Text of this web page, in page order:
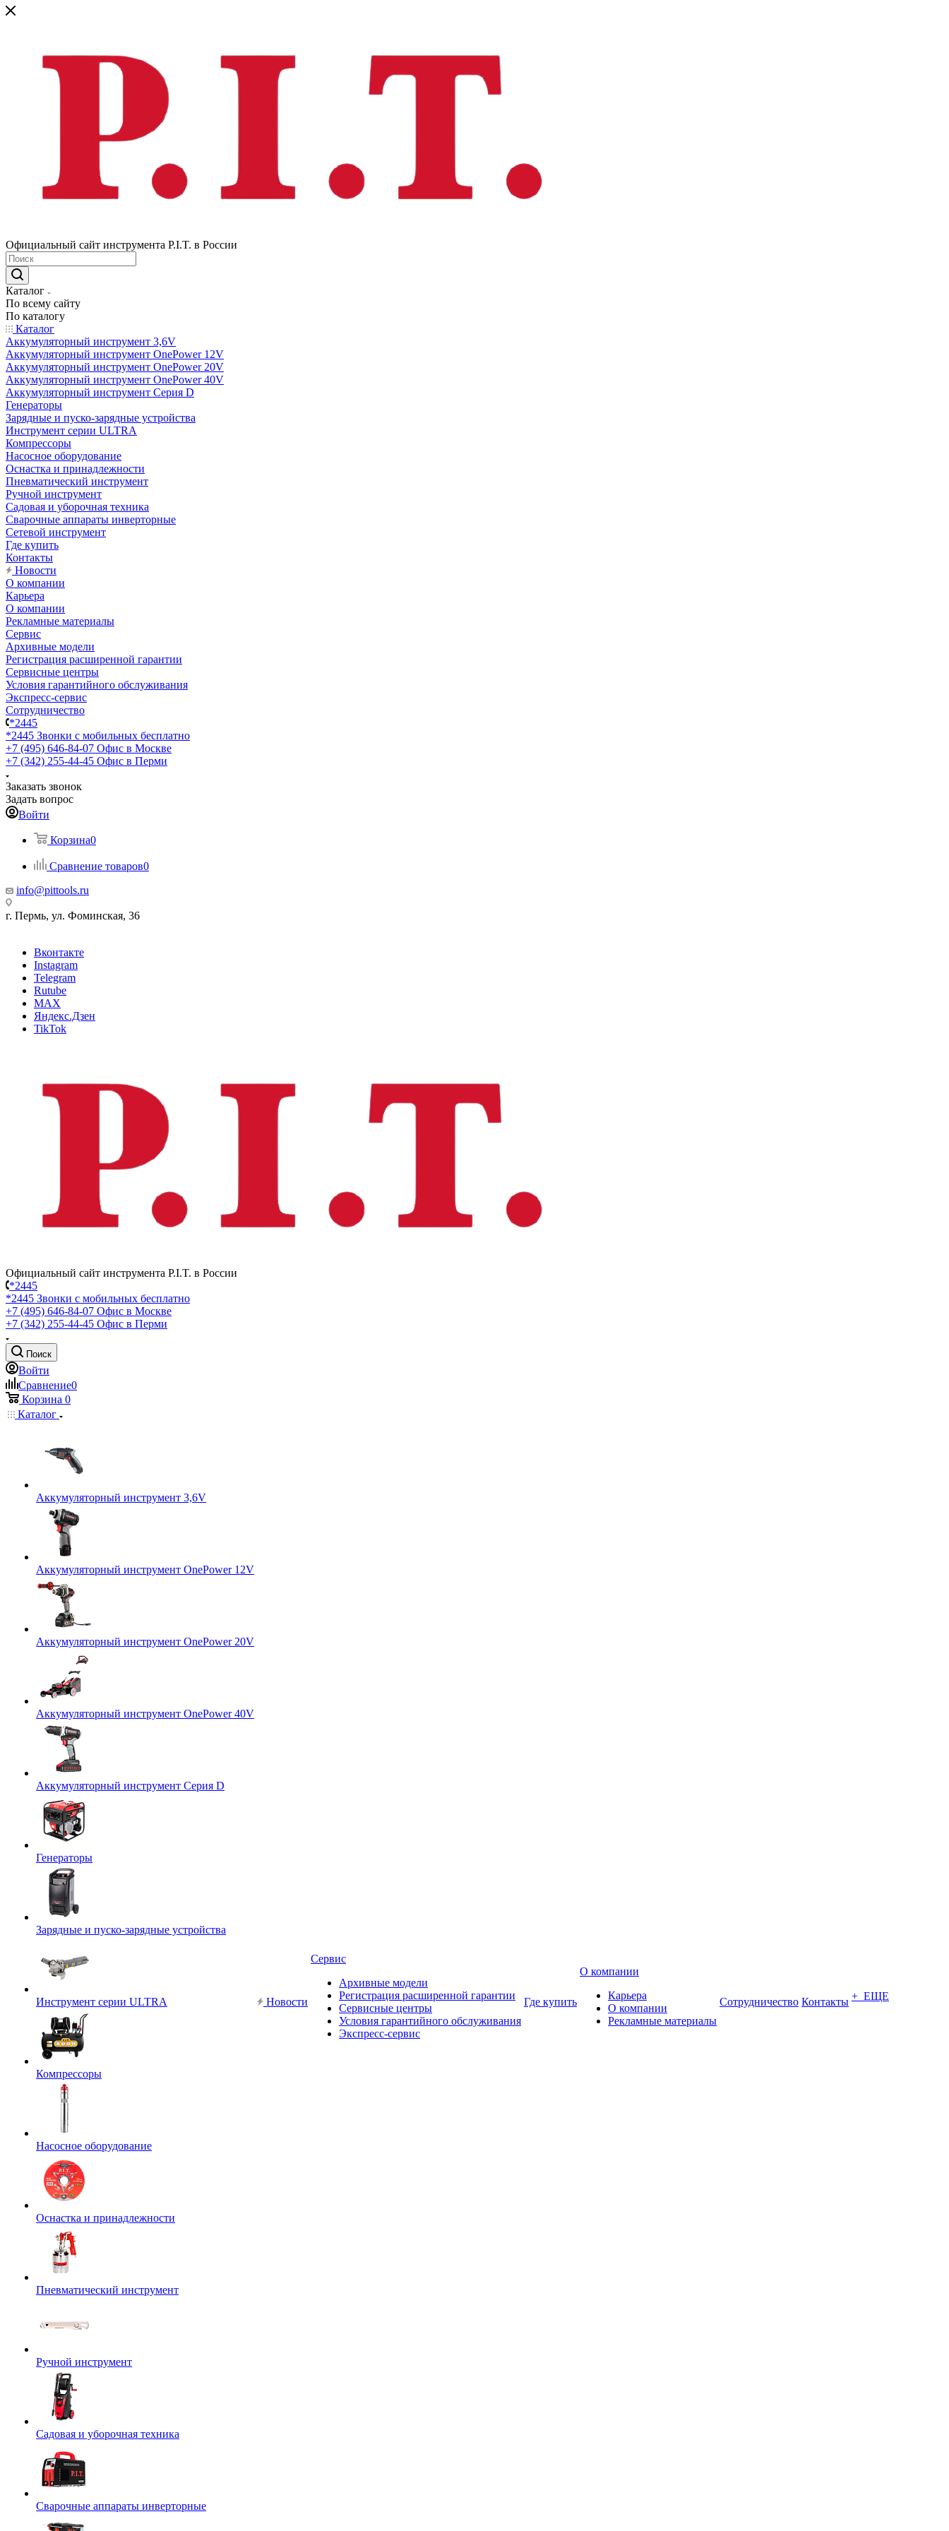
Официальный сайт инструмента P.I.T. в России
Каталог
По всему сайту
По каталогу
Каталог
Аккумуляторный инструмент 3,6V
Аккумуляторный инструмент OnePower 12V
Аккумуляторный инструмент OnePower 20V
Аккумуляторный инструмент OnePower 40V
Аккумуляторный инструмент Серия D
Генераторы
Зарядные и пуско-зарядные устройства
Инструмент серии ULTRA
Компрессоры
Насосное оборудование
Оснастка и принадлежности
Пневматический инструмент
Ручной инструмент
Садовая и уборочная техника
Сварочные аппараты инверторные
Сетевой инструмент
Где купить
Контакты
Новости
О компании
Карьера
О компании
Рекламные материалы
Сервис
Архивные модели
Регистрация расширенной гарантии
Сервисные центры
Условия гарантийного обслуживания
Экспресс-сервис
Сотрудничество
*2445
*2445 Звонки с мобильных бесплатно
+7 (495) 646-84-07 Офис в Москве
+7 (342) 255-44-45 Офис в Перми
Заказать звонок
Задать вопрос
Войти
Корзина0
Сравнение товаров0
info@pittools.ru
г. Пермь, ул. Фоминская, 36
Вконтакте
Instagram
Telegram
Rutube
MAX
Яндекс.Дзен
TikTok
Официальный сайт инструмента P.I.T. в России
*2445
*2445 Звонки с мобильных бесплатно
+7 (495) 646-84-07 Офис в Москве
+7 (342) 255-44-45 Офис в Перми
Поиск
Войти
Сравнение0
Корзина 0
Каталог
Аккумуляторный инструмент 3,6V
Аккумуляторный инструмент OnePower 12V
Аккумуляторный инструмент OnePower 20V
Аккумуляторный инструмент OnePower 40V
Аккумуляторный инструмент Серия D
Генераторы
Зарядные и пуско-зарядные устройства
Инструмент серии ULTRA
Компрессоры
Насосное оборудование
Оснастка и принадлежности
Пневматический инструмент
Ручной инструмент
Садовая и уборочная техника
Сварочные аппараты инверторные
Новости
Сервис
Архивные модели
Регистрация расширенной гарантии
Сервисные центры
Условия гарантийного обслуживания
Экспресс-сервис
Где купить
О компании
Карьера
О компании
Рекламные материалы
Сотрудничество Контакты + ЕЩЕ